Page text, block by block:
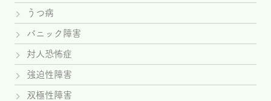
うつ病
パニック障害
対人恐怖症
強迫性障害
双極性障害